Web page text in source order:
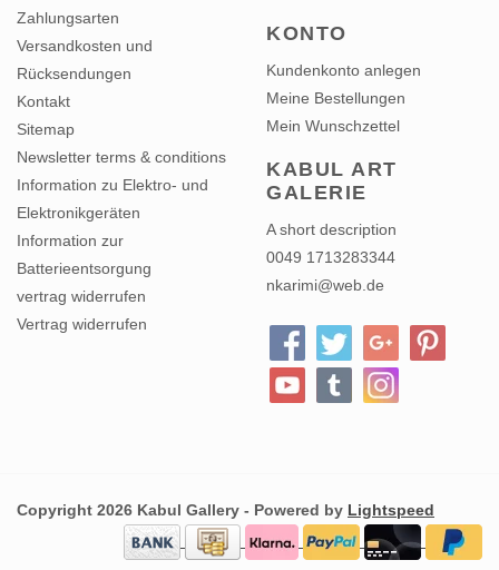
Versandkosten und
Rücksendungen
Kontakt
Sitemap
Newsletter terms & conditions
Information zu Elektro- und
Elektronikgeräten
Information zur
Batterieentsorgung
vertrag widerrufen
Vertrag widerrufen
Kundenkonto anlegen
Meine Bestellungen
Mein Wunschzettel
GALERIE
A short description
0049 1713283344
nkarimi@web.de